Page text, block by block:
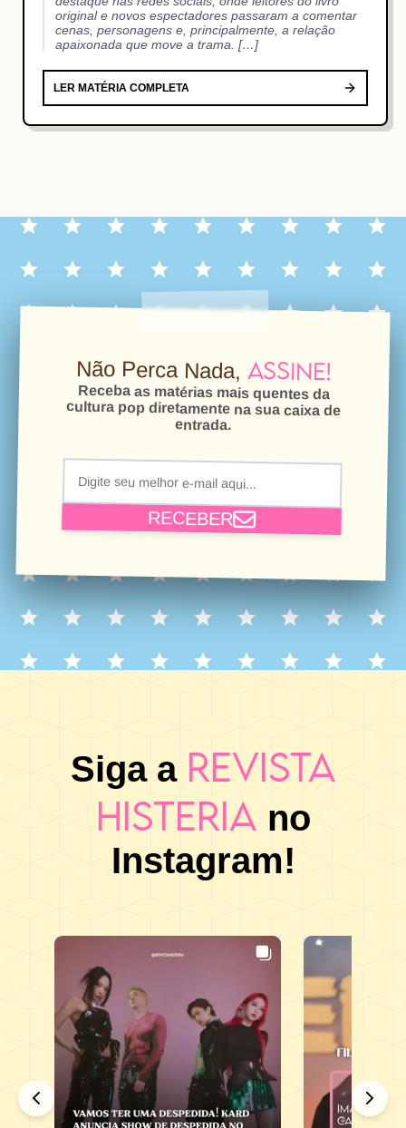
original e novos espectadores passaram a comentar
cenas, personagens e, principalmente, a relação
apaixonada que move a trama. […]
LER MATÉRIA COMPLETA
Não Perca Nada, Assine!
Receba as matérias mais quentes da
cultura pop diretamente na sua caixa de
entrada.
RECEBER
Siga a Revista
Histeria no
Instagram!